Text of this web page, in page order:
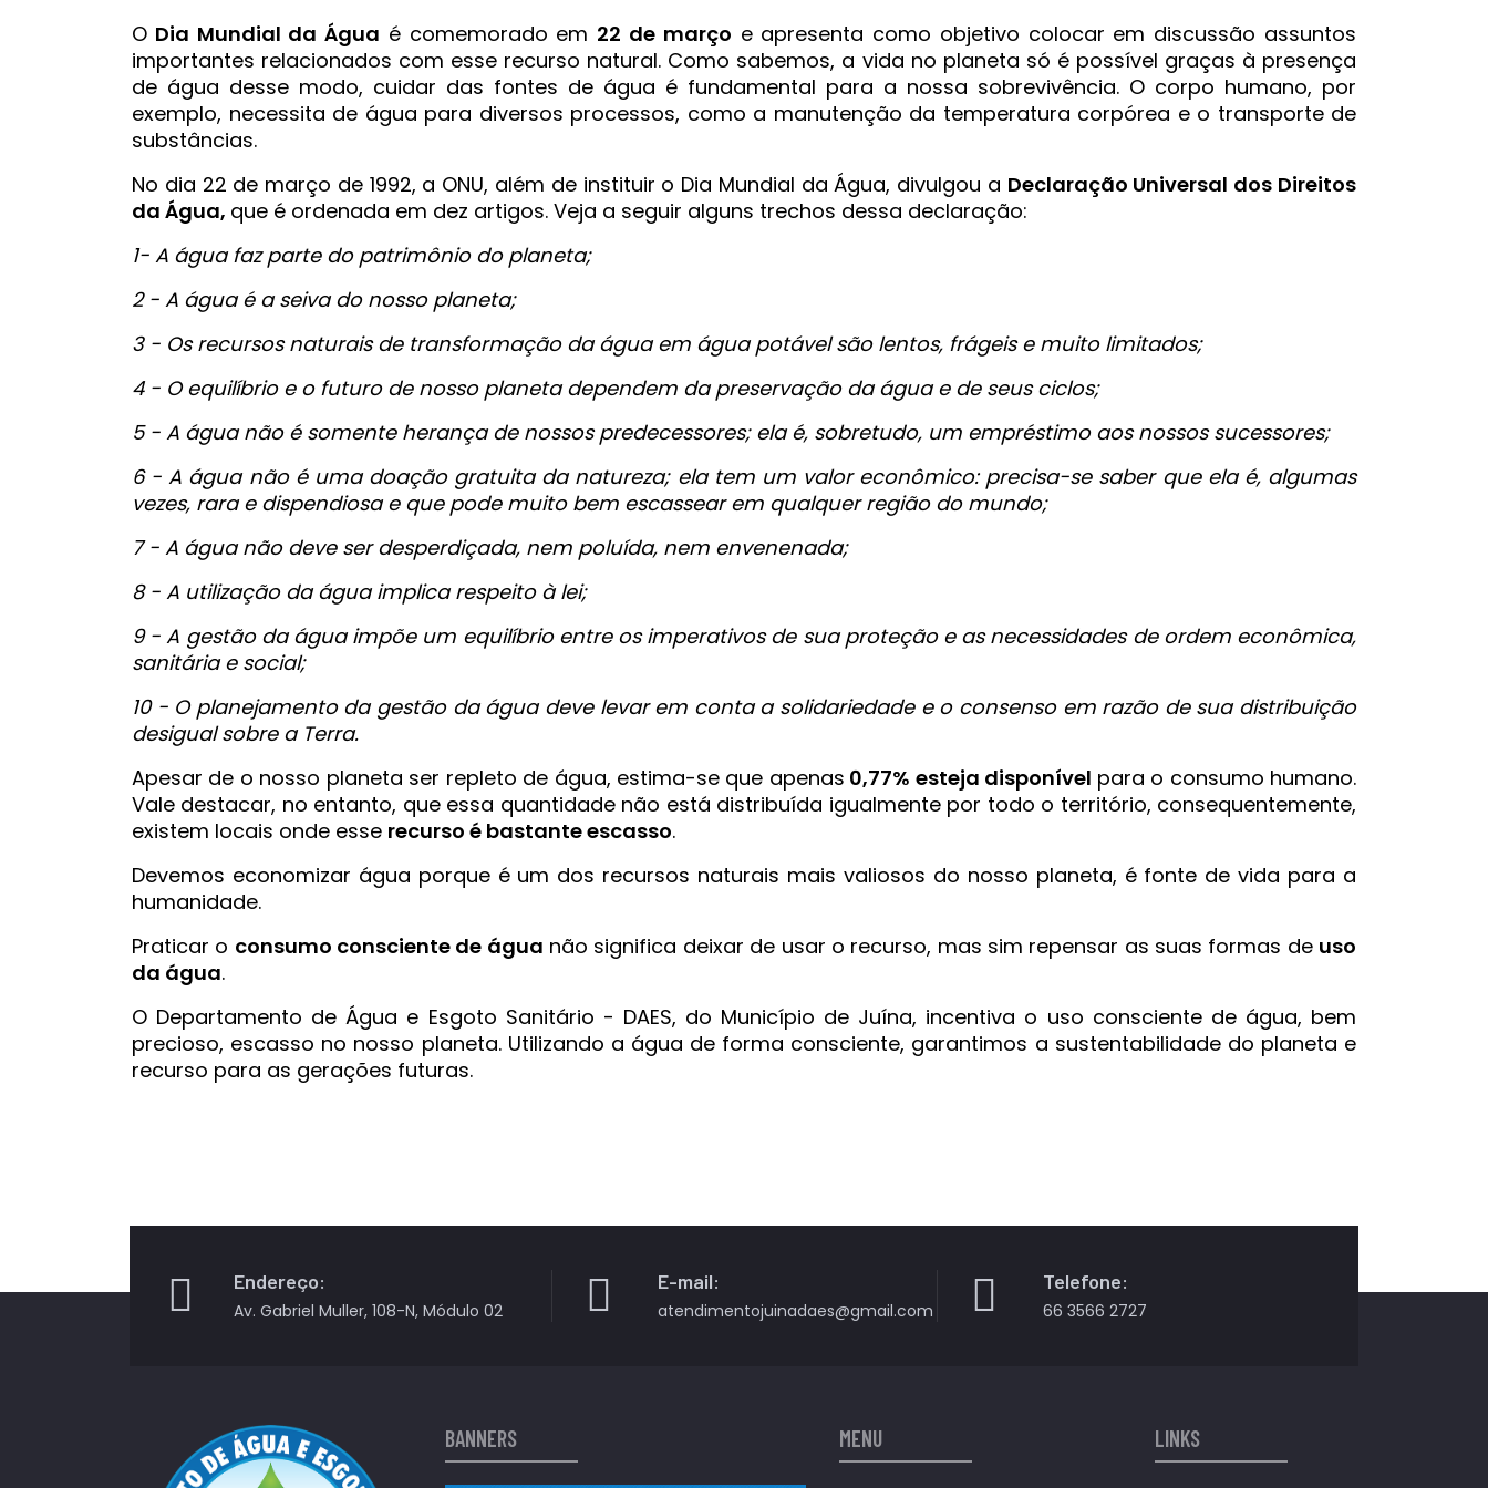
O Dia Mundial da Água é comemorado em 22 de março e apresenta como objetivo colocar em discussão assuntos
importantes relacionados com esse recurso natural. Como sabemos, a vida no planeta só é possível graças à presença
de água desse modo, cuidar das fontes de água é fundamental para a nossa sobrevivência. O corpo humano, por
exemplo, necessita de água para diversos processos, como a manutenção da temperatura corpórea e o transporte de
substâncias.
No dia 22 de março de 1992, a ONU, além de instituir o Dia Mundial da Água, divulgou a Declaração Universal dos Direitos
da Água, que é ordenada em dez artigos. Veja a seguir alguns trechos dessa declaração:
1- A água faz parte do patrimônio do planeta;
2 - A água é a seiva do nosso planeta;
3 - Os recursos naturais de transformação da água em água potável são lentos, frágeis e muito limitados;
4 - O equilíbrio e o futuro de nosso planeta dependem da preservação da água e de seus ciclos;
5 - A água não é somente herança de nossos predecessores; ela é, sobretudo, um empréstimo aos nossos sucessores;
6 - A água não é uma doação gratuita da natureza; ela tem um valor econômico: precisa-se saber que ela é, algumas
vezes, rara e dispendiosa e que pode muito bem escassear em qualquer região do mundo;
7 - A água não deve ser desperdiçada, nem poluída, nem envenenada;
8 - A utilização da água implica respeito à lei;
9 - A gestão da água impõe um equilíbrio entre os imperativos de sua proteção e as necessidades de ordem econômica,
sanitária e social;
10 - O planejamento da gestão da água deve levar em conta a solidariedade e o consenso em razão de sua distribuição
desigual sobre a Terra.
Apesar de o nosso planeta ser repleto de água, estima-se que apenas 0,77% esteja disponível para o consumo humano.
Vale destacar, no entanto, que essa quantidade não está distribuída igualmente por todo o território, consequentemente,
existem locais onde esse recurso é bastante escasso.
Devemos economizar água porque é um dos recursos naturais mais valiosos do nosso planeta, é fonte de vida para a
humanidade.
Praticar o consumo consciente de água não significa deixar de usar o recurso, mas sim repensar as suas formas de uso
da água.
O Departamento de Água e Esgoto Sanitário - DAES, do Município de Juína, incentiva o uso consciente de água, bem
precioso, escasso no nosso planeta. Utilizando a água de forma consciente, garantimos a sustentabilidade do planeta e
recurso para as gerações futuras.
Endereço:
Av. Gabriel Muller, 108-N, Módulo 02
E-mail:
atendimentojuinadaes@gmail.com
Telefone:
66 3566 2727
BANNERS MENU LINKS